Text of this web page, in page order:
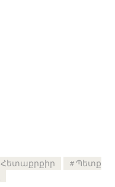
Հետաքրքիր
Պետք